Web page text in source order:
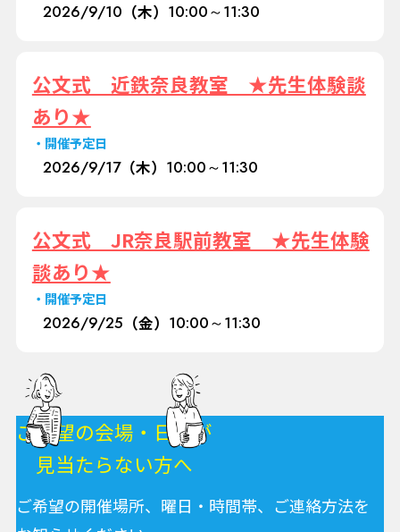
2026/9/10 （木） 10:00～11:30
公文式 近鉄奈良教室 ★先生体験談
あり★
開催予定日
2026/9/17（木） 10:00～11:30
公文式 JR奈良駅前教室 ★先生体験
談あり★
開催予定日
2026/9/25 （金） 10:00～11:30
ご希望の会場・日程が
見当たらない方へ
ご希望の開催場所、曜日・時間帯、ご連絡方法を